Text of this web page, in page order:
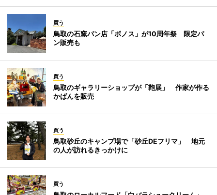
買う
鳥取の石窯パン店「ボノス」が10周年祭 限定パ
ン販売も
買う
鳥取のギャラリーショップが「鞄展」 作家が作る
かばんを販売
買う
鳥取砂丘のキャンプ場で「砂丘DEフリマ」 地元
の人が訪れるきっかけに
買う